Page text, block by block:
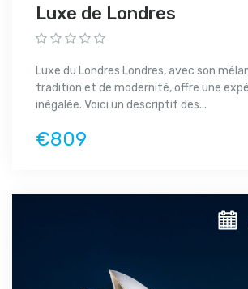
Luxe de Londres
Luxe du Londres Londres, avec son
tradition et de modernité, offre une
inégalée. Voici un descriptif des...
€809